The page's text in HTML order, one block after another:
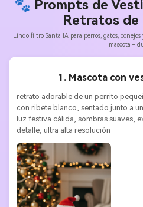
🐾 Prompts de
Retratos de
Lindo filtro Santa IA para perros, gatos,
mascota +
1. Mascota con
retrato adorable de un perrito
con ribete blanco, sentado junto a
luz festiva cálida, sombras suaves,
detalle, ultra alta resolución